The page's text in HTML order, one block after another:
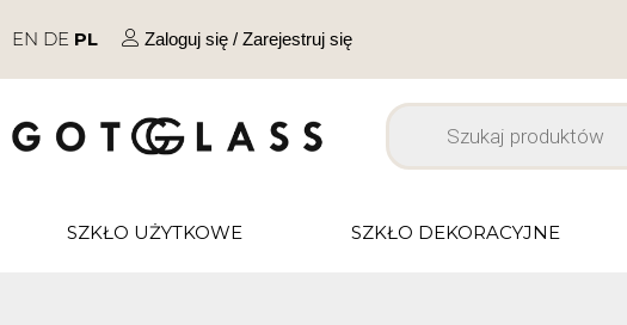
EN DE PL Zaloguj się / Zarejestruj się
SZKŁO UŻYTKOWE SZKŁO DEKORACYJNE